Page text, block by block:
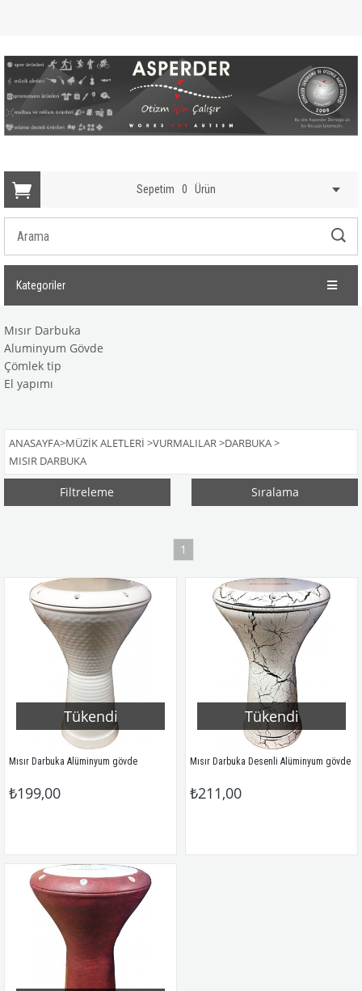
Sepetim 0 Ürün
Kategoriler
Mısır Darbuka
Aluminyum Gövde
Çömlek tip
El yapımı
ANASAYFA>MÜZIK ALETLERI >VURMALILAR>DARBUKA>
MISIR DARBUKA
Filtreleme Sıralama
1
Tükendi
Mısır Darbuka Alüminyum gövde
₺199,00
Tükendi
Mısır Darbuka Desenli Alüminyum gövde
₺211,00